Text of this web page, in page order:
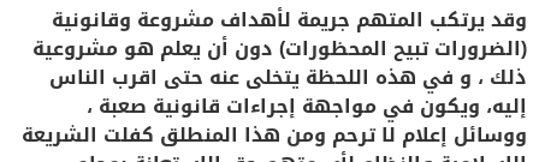
وقد يرتكب المتهم جريمة لأهداف مشروعة وقانونية
(الضرورات تبيح المحظورات) دون أن يعلم هو مشروعية
ذلك ، و في هذه اللحظة يتخلى عنه حتى اقرب الناس
إليه، ويكون في مواجهة إجراءات قانونية صعبة ،
ووسائل إعلام لا ترحم ومن هذا المنطلق كفلت الشريعة